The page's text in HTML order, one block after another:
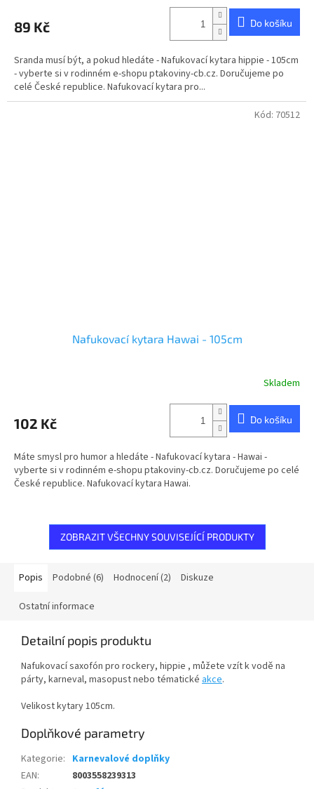
89 Kč Do košíku
Sranda musí být, a pokud hledáte - Nafukovací kytara hippie - 105cm
- vyberte si v rodinném e-shopu ptakoviny-cb.cz. Doručujeme po
celé České republice. Nafukovací kytara pro...
Nafukovací kytara Hawai - 105cm
je
z
5
hvězdiček.
Skladem
102 Kč Do košíku
Máte smysl pro humor a hledáte - Nafukovací kytara - Hawai -
vyberte si v rodinném e-shopu ptakoviny-cb.cz. Doručujeme po celé
České republice. Nafukovací kytara Hawai.
Kód: 70512
ZOBRAZIT VŠECHNY SOUVISEJÍCÍ PRODUKTY
Popis Podobné (6) Hodnocení (2) Diskuze
Ostatní informace
Detailní popis produktu
Nafukovací saxofón pro rockery, hippie , můžete vzít k vodě na
párty, karneval, masopust nebo tématické akce.
Velikost kytary 105cm.
Doplňkové parametry
Kategorie: Karnevalové doplňky
EAN:
8003558239313